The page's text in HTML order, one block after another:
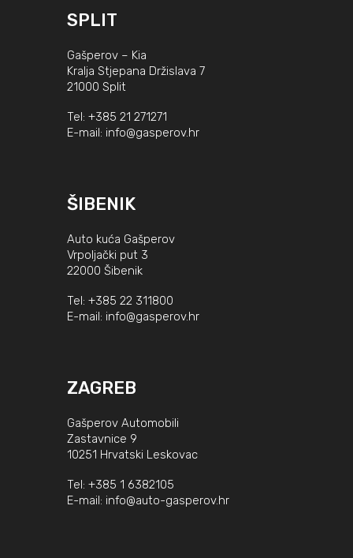
SPLIT
Gašperov – Kia
Kralja Stjepana Držislava 7
21000 Split
Tel: +385 21 271271
E-mail: info@gasperov.hr
ŠIBENIK
Auto kuća Gašperov
Vrpoljački put 3
22000 Šibenik
Tel: +385 22 311800
E-mail: info@gasperov.hr
ZAGREB
Gašperov Automobili
Zastavnice 9
10251 Hrvatski Leskovac
Tel: +385 1 6382105
E-mail: info@auto-gasperov.hr